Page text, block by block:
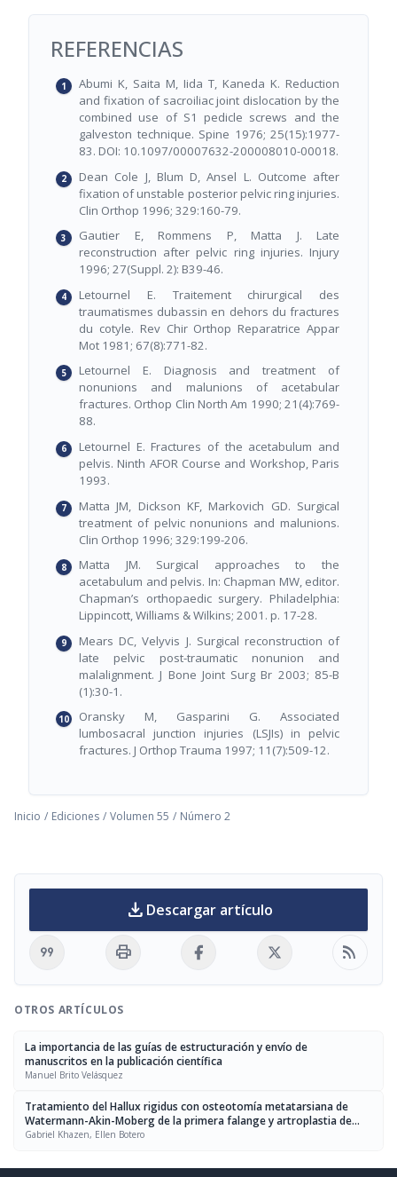
REFERENCIAS
Abumi K, Saita M, Iida T, Kaneda K. Reduction
and fixation of sacroiliac joint dislocation by the
combined use of S1 pedicle screws and the
galveston technique. Spine 1976; 25(15):1977-
83. DOI: 10.1097/00007632-200008010-00018.
Dean Cole J, Blum D, Ansel L. Outcome after
fixation of unstable posterior pelvic ring injuries.
Clin Orthop 1996; 329:160-79.
Gautier E, Rommens P, Matta J. Late
reconstruction after pelvic ring injuries. Injury
1996; 27(Suppl. 2): B39-46.
Letournel E. Traitement chirurgical des
traumatismes dubassin en dehors du fractures
du cotyle. Rev Chir Orthop Reparatrice Appar
Mot 1981; 67(8):771-82.
Letournel E. Diagnosis and treatment of
nonunions and malunions of acetabular
fractures. Orthop Clin North Am 1990; 21(4):769-
88.
Letournel E. Fractures of the acetabulum and
pelvis. Ninth AFOR Course and Workshop, Paris
1993.
Matta JM, Dickson KF, Markovich GD. Surgical
treatment of pelvic nonunions and malunions.
Clin Orthop 1996; 329:199-206.
Matta JM. Surgical approaches to the
acetabulum and pelvis. In: Chapman MW, editor.
Chapman’s orthopaedic surgery. Philadelphia:
Lippincott, Williams & Wilkins; 2001. p. 17-28.
Mears DC, Velyvis J. Surgical reconstruction of
late pelvic post-traumatic nonunion and
malalignment. J Bone Joint Surg Br 2003; 85-B
(1):30-1.
Oransky M, Gasparini G. Associated
lumbosacral junction injuries (LSJIs) in pelvic
fractures. J Orthop Trauma 1997; 11(7):509-12.
Inicio / Ediciones / Volumen 55 / Número 2
download Descargar artículo
format_quote print rss_feed
OTROS ARTÍCULOS
La importancia de las guías de estructuración y envío de
manuscritos en la publicación científica
Manuel Brito Velásquez
Tratamiento del Hallux rigidus con osteotomía metatarsiana de
Watermann-Akin-Moberg de la primera falange y artroplastia de
interposición con cápsula medial
Gabriel Khazen, Ellen Botero